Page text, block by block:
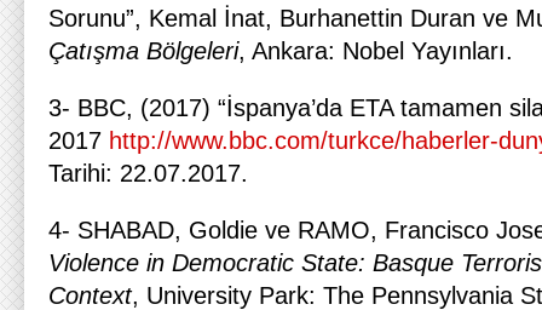
Sorunu”, Kemal İnat, Burhanettin Duran ve
Çatışma Bölgeleri, Ankara: Nobel Yayınları.
3- BBC, (2017) “İspanya’da ETA tamamen
2017 http://www.bbc.com/turkce/haberler-
Tarihi: 22.07.2017.
4- SHABAD, Goldie ve RAMO, Francisco
Violence in Democratic State: Basque
Context, University Park: The Pennsylvania